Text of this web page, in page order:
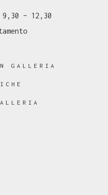
– 12,30
GALLERIA